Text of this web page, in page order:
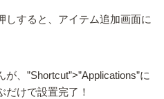
しすると、アイテム追加画面に
、”Shortcut”>”Applications”に
だけで設置完了！